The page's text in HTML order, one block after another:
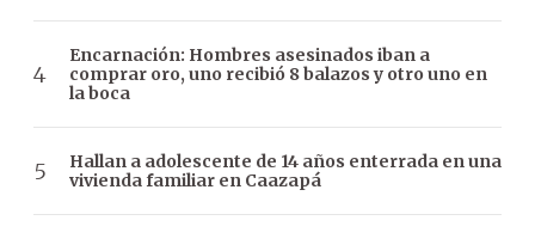
Encarnación: Hombres asesinados iban a
comprar oro, uno recibió 8 balazos y otro uno en
la boca
Hallan a adolescente de 14 años enterrada en una
vivienda familiar en Caazapá